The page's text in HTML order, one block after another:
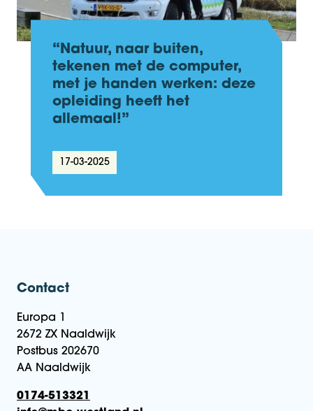
“Natuur, naar buiten,
tekenen met de computer,
met je handen werken: deze
opleiding heeft het
allemaal!”
17-03-2025
Contact
Europa 1
2672 ZX Naaldwijk
Postbus 202670
AA Naaldwijk
0174-513321